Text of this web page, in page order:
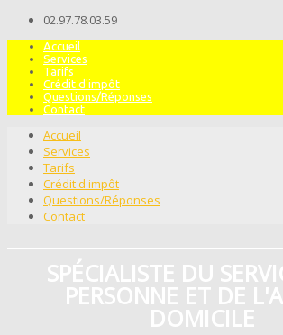
02.97.78.03.59
Accueil
Services
Tarifs
Crédit d'impôt
Questions/Réponses
Contact
Accueil
Services
Tarifs
Crédit d'impôt
Questions/Réponses
Contact
SPÉCIALISTE DU
PERSONNE ET DE
DOMICILE